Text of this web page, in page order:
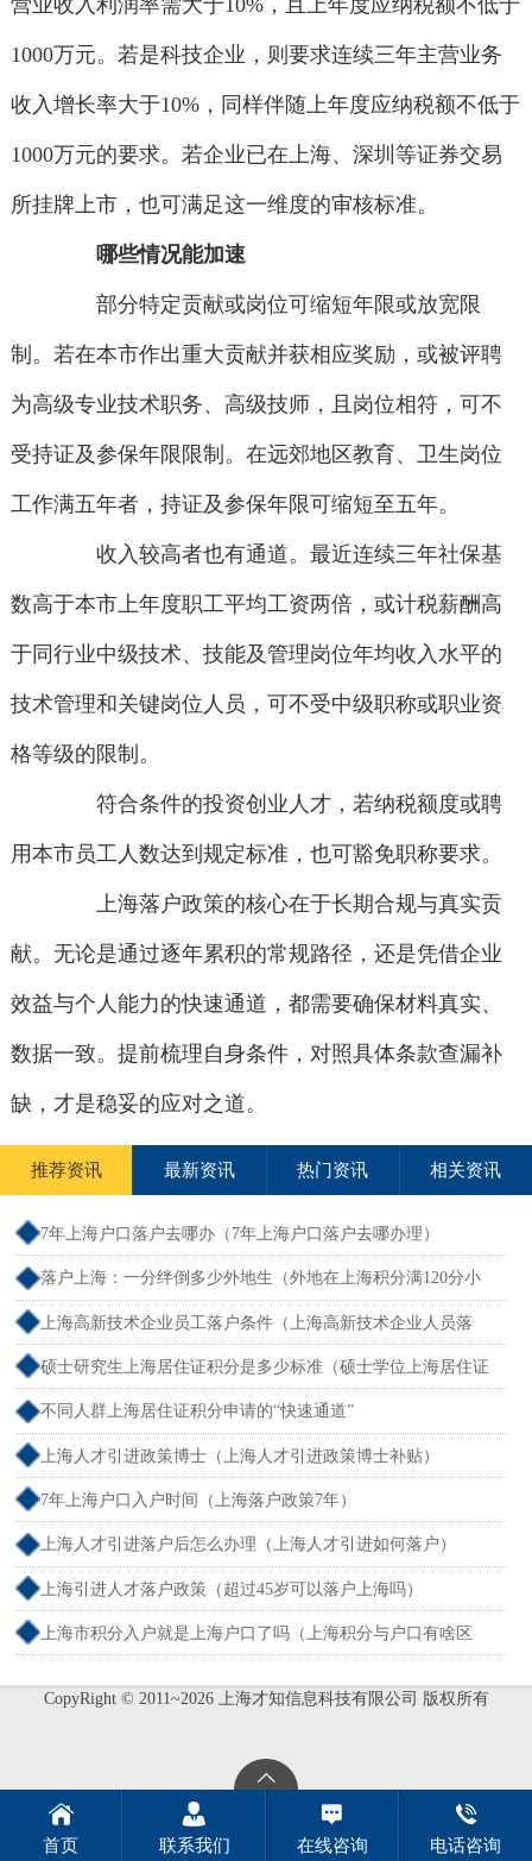
营业收入利润率需大于10%，且上年度应纳税额不低于
1000万元。若是科技企业，则要求连续三年主营业务
收入增长率大于10%，同样伴随上年度应纳税额不低于
1000万元的要求。若企业已在上海、深圳等证券交易
所挂牌上市，也可满足这一维度的审核标准。
哪些情况能加速
部分特定贡献或岗位可缩短年限或放宽限
制。若在本市作出重大贡献并获相应奖励，或被评聘
为高级专业技术职务、高级技师，且岗位相符，可不
受持证及参保年限限制。在远郊地区教育、卫生岗位
工作满五年者，持证及参保年限可缩短至五年。
收入较高者也有通道。最近连续三年社保基
数高于本市上年度职工平均工资两倍，或计税薪酬高
于同行业中级技术、技能及管理岗位年均收入水平的
技术管理和关键岗位人员，可不受中级职称或职业资
格等级的限制。
符合条件的投资创业人才，若纳税额度或聘
用本市员工人数达到规定标准，也可豁免职称要求。
上海落户政策的核心在于长期合规与真实贡
献。无论是通过逐年累积的常规路径，还是凭借企业
效益与个人能力的快速通道，都需要确保材料真实、
数据一致。提前梳理自身条件，对照具体条款查漏补
缺，才是稳妥的应对之道。
推荐资讯 最新资讯 热门资讯 相关资讯
7年上海户口落户去哪办（7年上海户口落户去哪办理）
落户上海：一分绊倒多少外地生（外地在上海积分满120分小
孩可以考上海大学吗）
上海高新技术企业员工落户条件（上海高新技术企业人员落
户）
硕士研究生上海居住证积分是多少标准（硕士学位上海居住证
积分）
不同人群上海居住证积分申请的“快速通道”
上海人才引进政策博士（上海人才引进政策博士补贴）
7年上海户口入户时间（上海落户政策7年）
上海人才引进落户后怎么办理（上海人才引进如何落户）
上海引进人才落户政策（超过45岁可以落户上海吗）
上海市积分入户就是上海户口了吗（上海积分与户口有啥区
CopyRight © 2011~2026 上海才知信息科技有限公司 版权所有
首页 联系我们 在线咨询 电话咨询